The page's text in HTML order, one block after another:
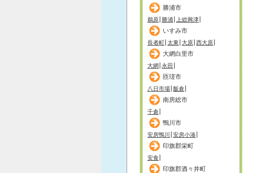
勝浦市
鵜原 勝浦 上総興津
いすみ市
長者町 太東 大原 西大原
大網白里市
大網 永田
匝瑳市
八日市場 飯倉
南房総市
千倉
鴨川市
安房鴨川 安房小湊
印旗郡栄町
安食
印旗郡酒々井町